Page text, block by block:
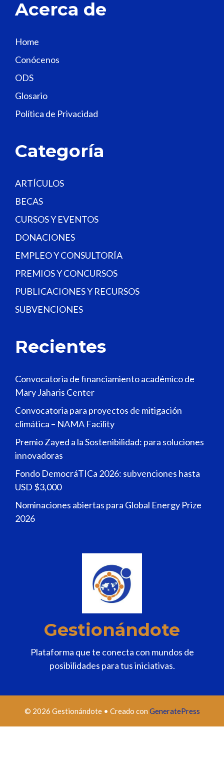
h
f
i
e
d
b
n
.
Acerca de
Home
Conócenos
ODS
Glosario
Política de Privacidad
Categoría
ARTÍCULOS
BECAS
CURSOS Y EVENTOS
DONACIONES
EMPLEO Y CONSULTORÍA
PREMIOS Y CONCURSOS
PUBLICACIONES Y RECURSOS
SUBVENCIONES
Recientes
Convocatoria de financiamiento académico de
Mary Jaharis Center
Convocatoria para proyectos de mitigación
climática – NAMA Facility
Premio Zayed a la Sostenibilidad: para soluciones
innovadoras
Fondo DemocráTICa 2026: subvenciones hasta
USD $3,000
Nominaciones abiertas para Global Energy Prize
2026
Gestionándote
Plataforma que te conecta con mundos de
posibilidades para tus iniciativas.
© 2026 Gestionándote• Creado con GeneratePress